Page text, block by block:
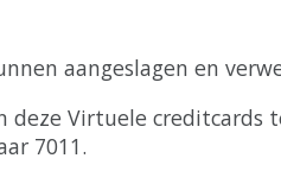
aangeslagen en
deze Virtuele creditcards
7011.